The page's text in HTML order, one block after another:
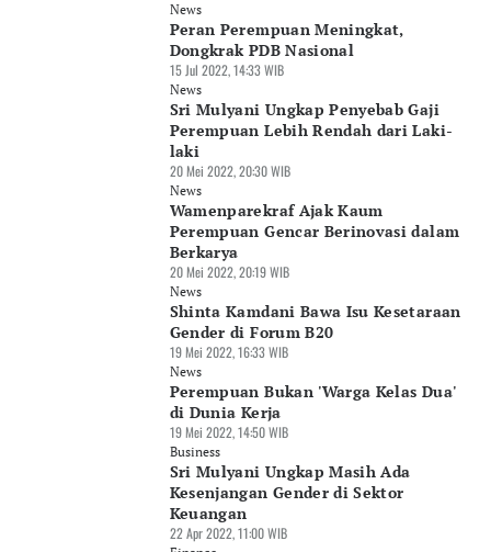
News
Peran Perempuan Meningkat,
Dongkrak PDB Nasional
15 Jul 2022, 14:33 WIB
News
Sri Mulyani Ungkap Penyebab Gaji
Perempuan Lebih Rendah dari Laki-
laki
20 Mei 2022, 20:30 WIB
News
Wamenparekraf Ajak Kaum
Perempuan Gencar Berinovasi dalam
Berkarya
20 Mei 2022, 20:19 WIB
News
Shinta Kamdani Bawa Isu Kesetaraan
Gender di Forum B20
19 Mei 2022, 16:33 WIB
News
Perempuan Bukan 'Warga Kelas Dua'
di Dunia Kerja
19 Mei 2022, 14:50 WIB
Business
Sri Mulyani Ungkap Masih Ada
Kesenjangan Gender di Sektor
Keuangan
22 Apr 2022, 11:00 WIB